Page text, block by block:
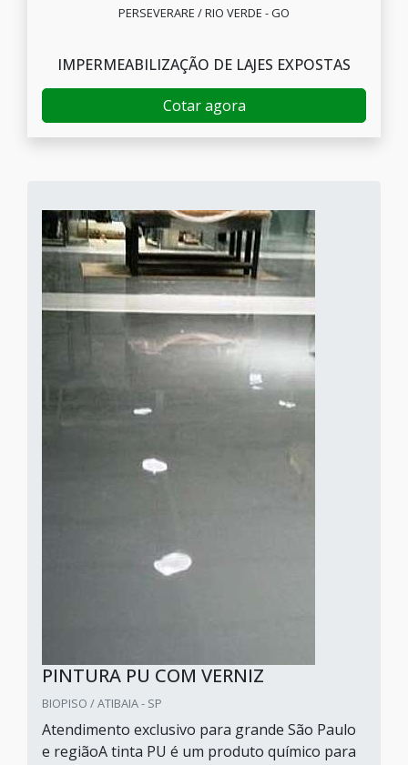
PERSEVERARE / RIO VERDE - GO
IMPERMEABILIZAÇÃO DE LAJES EXPOSTAS
Cotar agora
PINTURA PU COM VERNIZ
BIOPISO / ATIBAIA - SP
Atendimento exclusivo para grande São Paulo
e regiãoA tinta PU é um produto químico para